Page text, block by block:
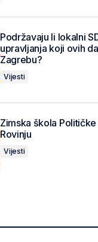
Podržavaju li lokalni
upravljanja koji ovih
Zagrebu?
Vijesti
Zimska škola
Rovinju
Vijesti